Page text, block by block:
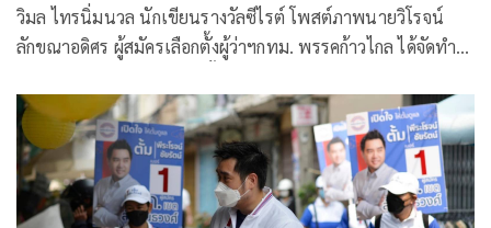
วิมล ไทรนิ่มนวล นักเขียนรางวัลซีไรต์ โพสต์ภาพนายวิโรจน์
ลักขณาอดิศร ผู้สมัครเลือกตั้งผู้ว่าฯกทม. พรรคก้าวไกล ได้จัดทำ
กรุงเทพมหานคร